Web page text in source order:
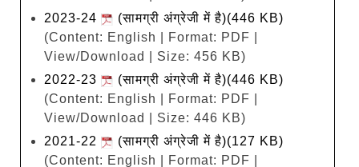
2023-24
(सामग्री अंग्रेजी में है)(446 KB)
(Content: English | Format: PDF |
View/Download | Size: 456 KB)
2022-23
(सामग्री अंग्रेजी में है)(446 KB)
(Content: English | Format: PDF |
View/Download | Size: 446 KB)
2021-22
(सामग्री अंग्रेजी में है)(127 KB)
(Content: English | Format: PDF |